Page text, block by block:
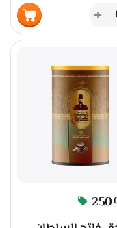
العربي العصري. يُحمص
للحفاظ على جودة الحبة
الزكية، ويُعبأ في علبة
بن ساده فاتح
كامل التوليفة الملكية
وزن 200 جرام جملة الجملة من
عبر سوق بلس ،
بإجمالي وزن 1 كيلو. متوفر الآن
بلس بسعر الجملة،
مباشرة من المصنع،
الخيار المثالي للتجار
والمقاهي الباحثين
والسعر التنافسي.
محمص بعناية للحفاظ
+
250